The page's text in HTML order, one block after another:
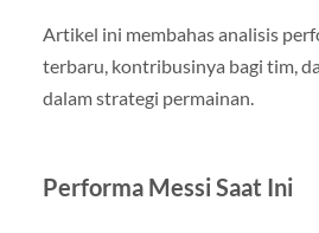
Artikel ini membahas analisis
terbaru, kontribusinya bagi tim,
dalam strategi permainan.
Performa Messi Saat Ini